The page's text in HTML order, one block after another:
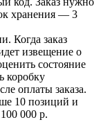
хранения — 3
Когда заказ
извещение о
состояние
коробку
оплаты заказа.
10 позиций и
000 р.